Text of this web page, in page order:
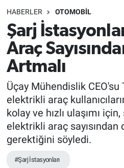
HABERLER OTOMOBİL
Şarj
Araç
Artmalı
Üçay Mühendislik CEO'su
elektrikli araç
kolay ve hızlı ulaşımı
elektrikli araç sayısından
gerektiğini söyledi.
#Şarj İstasyonları